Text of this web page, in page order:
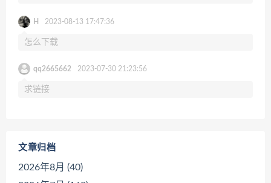
H 2023-08-13 17:47:36
怎么下载
qq2665662 2023-07-30 21:23:56
求链接
文章归档
2026年8月 (40)